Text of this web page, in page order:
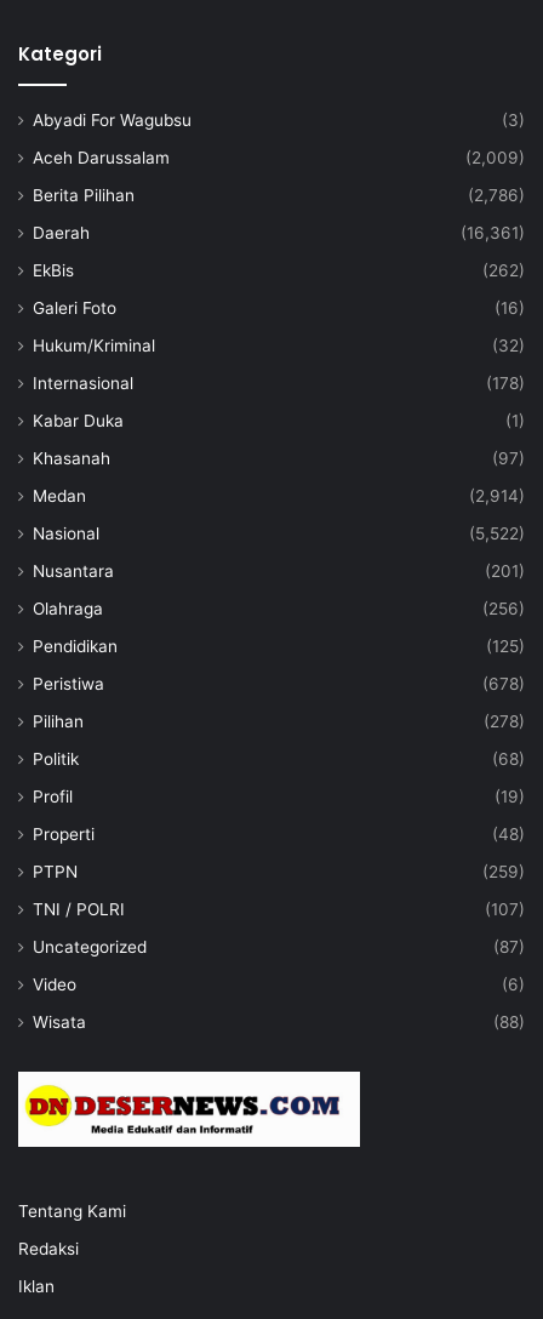
Kategori
Abyadi For Wagubsu
(3)
Aceh Darussalam
(2,009)
Berita Pilihan
(2,786)
Daerah
(16,361)
EkBis
(262)
Galeri Foto
(16)
Hukum/Kriminal
(32)
Internasional
(178)
Kabar Duka
(1)
Khasanah
(97)
Medan
(2,914)
Nasional
(5,522)
Nusantara
(201)
Olahraga
(256)
Pendidikan
(125)
Peristiwa
(678)
Pilihan
(278)
Politik
(68)
Profil
(19)
Properti
(48)
PTPN
(259)
TNI / POLRI
(107)
Uncategorized
(87)
Video
(6)
Wisata
(88)
Tentang Kami
Redaksi
Iklan